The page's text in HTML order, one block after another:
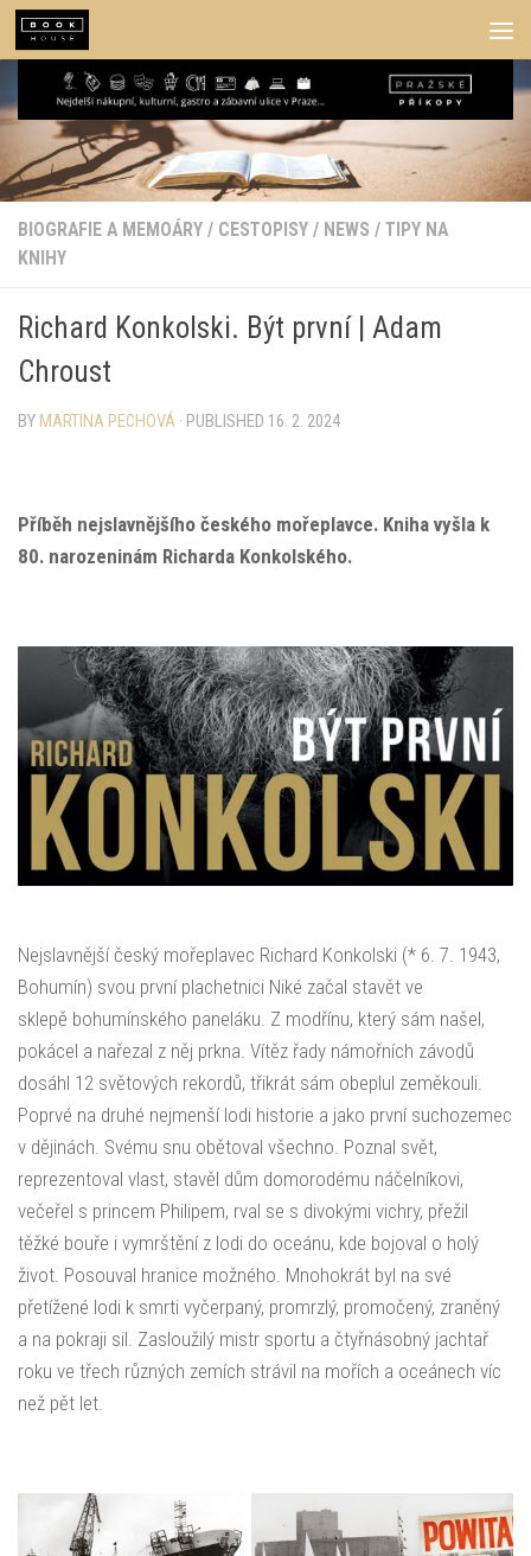
Skip to content
BIOGRAFIE A MEMOÁRY / CESTOPISY / NEWS / TIPY NA
KNIHY
Richard Konkolski. Být první | Adam
Chroust
BY MARTINA PECHOVÁ · PUBLISHED 16. 2. 2024
Příběh nejslavnějšího českého mořeplavce. Kniha vyšla k
80. narozeninám Richarda Konkolského.
Nejslavnější český mořeplavec Richard Konkolski (* 6. 7. 1943,
Bohumín) svou první plachetnici Niké začal stavět ve
sklepě bohumínského paneláku. Z modřínu, který sám našel,
pokácel a nařezal z něj prkna. Vítěz řady námořních závodů
dosáhl 12 světových rekordů, třikrát sám obeplul zeměkouli.
Poprvé na druhé nejmenší lodi historie a jako první suchozemec
v dějinách. Svému snu obětoval všechno. Poznal svět,
reprezentoval vlast, stavěl dům domorodému náčelníkovi,
večeřel s princem Philipem, rval se s divokými vichry, přežil
těžké bouře i vymrštění z lodi do oceánu, kde bojoval o holý
život. Posouval hranice možného. Mnohokrát byl na své
přetížené lodi k smrti vyčerpaný, promrzlý, promočený, zraněný
a na pokraji sil. Zasloužilý mistr sportu a čtyřnásobný jachtař
roku ve třech různých zemích strávil na mořích a oceánech víc
než pět let.